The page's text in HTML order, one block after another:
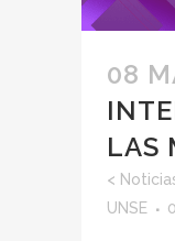
08
LAS
<
UNSE
0